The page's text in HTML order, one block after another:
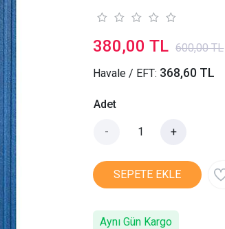
380,00 TL 600,00 TL
Havale / EFT: 368,60 TL
Adet
- +
SEPETE EKLE
Aynı Gün Kargo